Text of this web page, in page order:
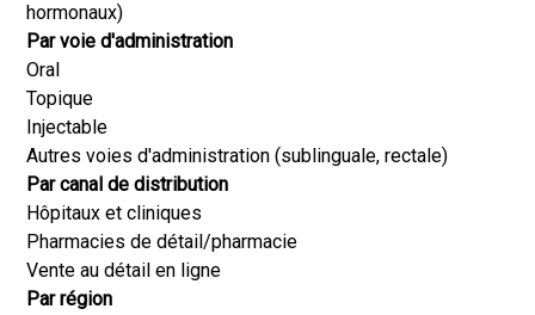
hormonaux)
Par voie d'administration
Oral
Topique
Injectable
Autres voies d'administration (sublinguale, rectale)
Par canal de distribution
Hôpitaux et cliniques
Pharmacies de détail/pharmacie
Vente au détail en ligne
Par région